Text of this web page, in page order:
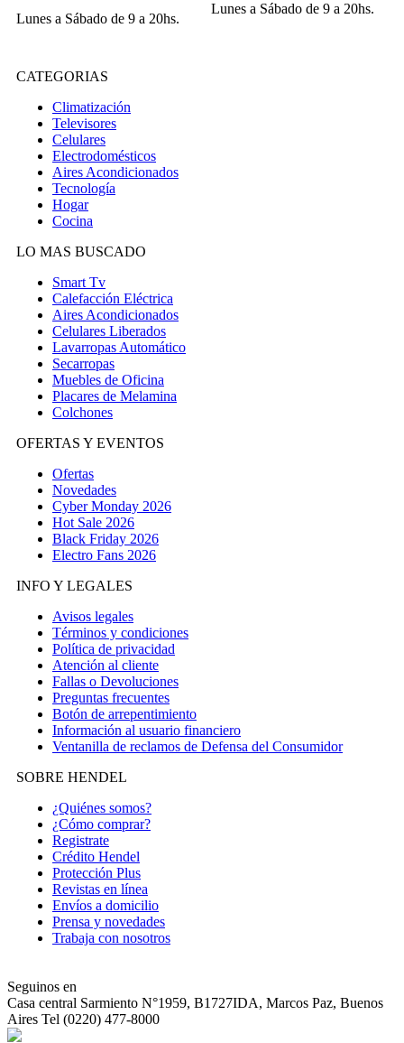
Lunes a Sábado de 9 a 20hs.
Lunes a Sábado de 9 a 20hs.
CATEGORIAS
Climatización
Televisores
Celulares
Electrodomésticos
Aires Acondicionados
Tecnología
Hogar
Cocina
LO MAS BUSCADO
Smart Tv
Calefacción Eléctrica
Aires Acondicionados
Celulares Liberados
Lavarropas Automático
Secarropas
Muebles de Oficina
Placares de Melamina
Colchones
OFERTAS Y EVENTOS
Ofertas
Novedades
Cyber Monday 2026
Hot Sale 2026
Black Friday 2026
Electro Fans 2026
INFO Y LEGALES
Avisos legales
Términos y condiciones
Política de privacidad
Atención al cliente
Fallas o Devoluciones
Preguntas frecuentes
Botón de arrepentimiento
Información al usuario financiero
Ventanilla de reclamos de Defensa del Consumidor
SOBRE HENDEL
¿Quiénes somos?
¿Cómo comprar?
Registrate
Crédito Hendel
Protección Plus
Revistas en línea
Envíos a domicilio
Prensa y novedades
Trabaja con nosotros
Seguinos en
Casa central Sarmiento N°1959, B1727IDA, Marcos Paz, Buenos
Aires Tel (0220) 477-8000